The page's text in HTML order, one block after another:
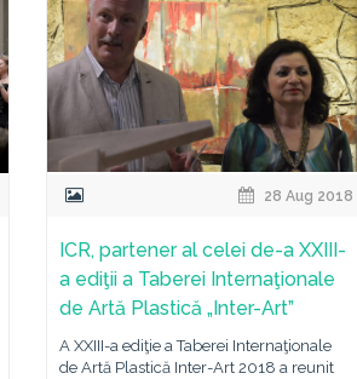
28 Aug 2018
ICR, partener al celei de-a XXIII-
a ediţii a Taberei Internaţionale
de Artă Plastică „Inter-Art”
A XXIII-a ediţie a Taberei Internaţionale
de Artă Plastică Inter-Art 2018 a reunit